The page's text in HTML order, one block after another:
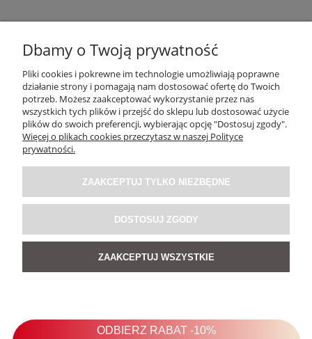
Najniższa cena:279,00 zł
DO KOSZYKA
Dbamy o Twoją prywatność
Pliki cookies i pokrewne im technologie umożliwiają poprawne
działanie strony i pomagają nam dostosować ofertę do Twoich
potrzeb. Możesz zaakceptować wykorzystanie przez nas
wszystkich tych plików i przejść do sklepu lub dostosować użycie
plików do swoich preferencji, wybierając opcję "Dostosuj zgody".
Więcej o plikach cookies przeczytasz w naszej Polityce
prywatności.
ZAAKCEPTUJ TYLKO NIEZBĘDNE
DOSTOSUJ ZGODY
ZAAKCEPTUJ WSZYSTKIE